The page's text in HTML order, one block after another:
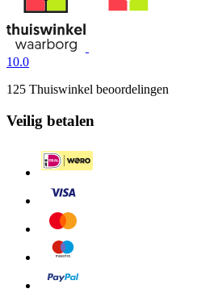
10.0
125 Thuiswinkel beoordelingen
Veilig betalen